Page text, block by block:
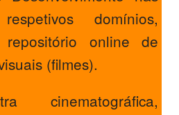
domínios,
online de
(filmes).
cinematográfica,